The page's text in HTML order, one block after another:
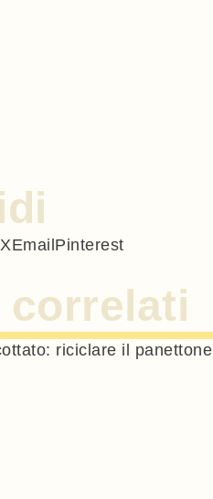
XEmail Pinterest
riciclare il panettone